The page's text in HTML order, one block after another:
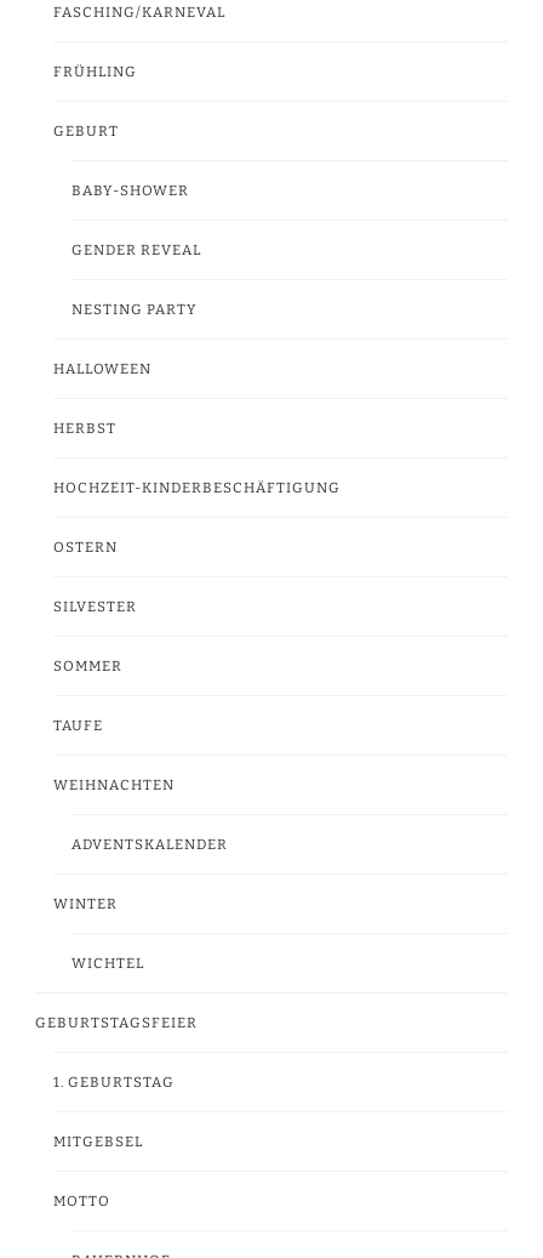
FASCHING/KARNEVAL
FRÜHLING
GEBURT
BABY-SHOWER
GENDER REVEAL
NESTING PARTY
HALLOWEEN
HERBST
HOCHZEIT-KINDERBESCHÄFTIGUNG
OSTERN
SILVESTER
SOMMER
TAUFE
WEIHNACHTEN
ADVENTSKALENDER
WINTER
WICHTEL
GEBURTSTAGSFEIER
1. GEBURTSTAG
MITGEBSEL
MOTTO